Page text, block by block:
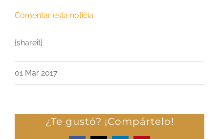
Comentar esta noticia
{shareit}
01 Mar 2017
¿Te gustó? ¡Compártelo!